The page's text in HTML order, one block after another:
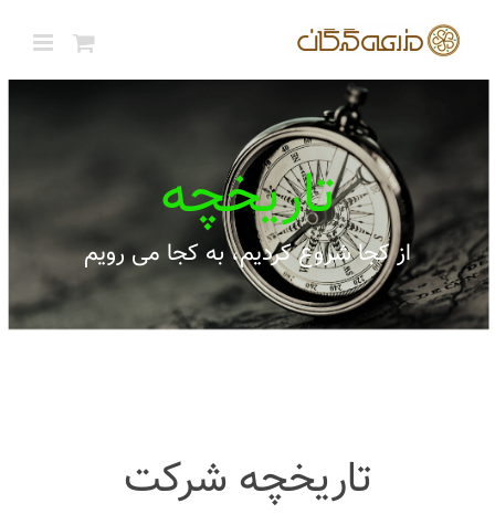
محتوا
تاریخچه
از کجا شروع کردیم، به کجا می رویم
تاریخچه شرکت